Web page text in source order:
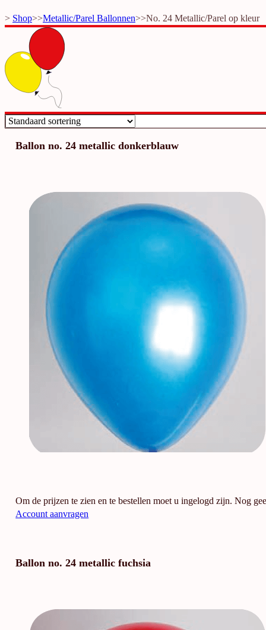
> Shop>>Metallic/Parel Ballonnen>>No. 24 Metallic/Parel op kleur
Ballon no. 24 metallic donkerblauw
Om de prijzen te zien en te bestellen moet u ingelogd zijn. Nog
Account aanvragen
Ballon no. 24 metallic fuchsia